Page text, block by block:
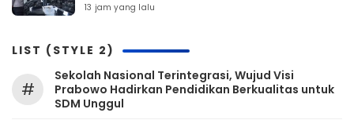
13 jam yang lalu
LIST (STYLE 2)
#
Sekolah Nasional Terintegrasi, Wujud Visi
Prabowo Hadirkan Pendidikan Berkualitas untuk
SDM Unggul